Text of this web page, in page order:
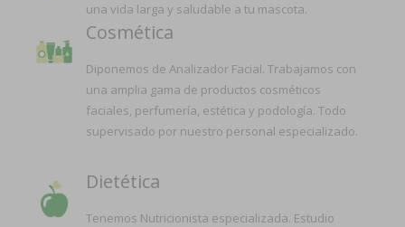
una vida larga y saludable a tu mascota.
Cosmética
Diponemos de Analizador Facial. Trabajamos con
una amplia gama de productos cosméticos
faciales, perfumería, estética y podología. Todo
supervisado por nuestro personal especializado.
Dietética
Tenemos Nutricionista especializada. Estudio